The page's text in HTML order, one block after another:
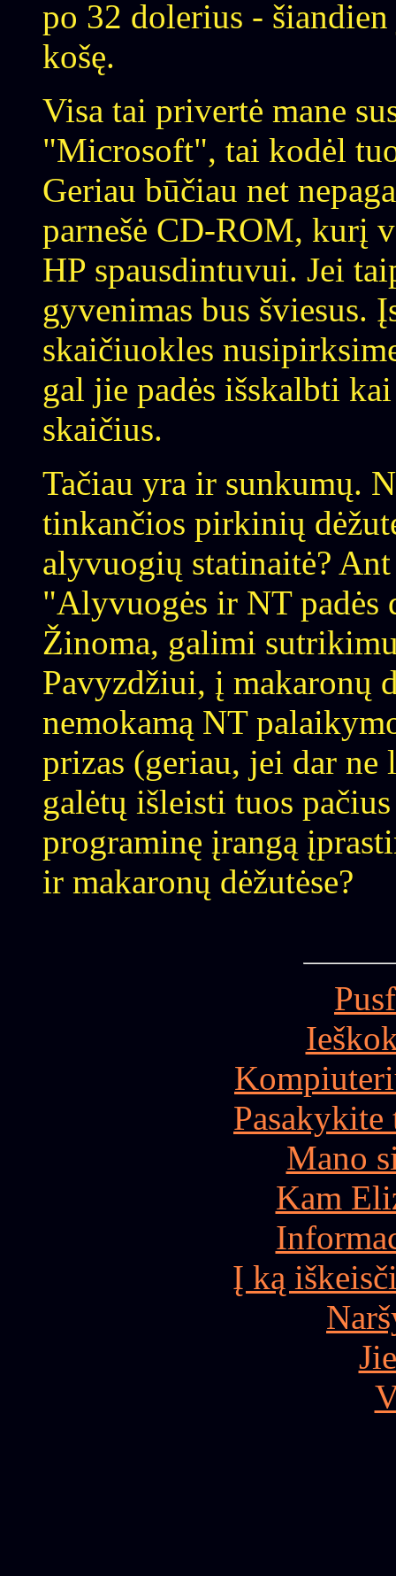
po 32 dolerius -
košę.
Visa tai privertė mane
"Microsoft", tai kodėl
Geriau būčiau net
parnešė CD-ROM, kurį
HP spausdintuvui. Jei
gyvenimas bus šviesus.
skaičiuokles
gal jie padės išskalbti
skaičius.
Tačiau yra ir sunkumų.
tinkančios pirkinių
alyvuogių statinaitė?
"Alyvuogės ir NT
Žinoma, galimi
Pavyzdžiui, į makaronų
nemokamą NT
prizas (geriau, jei dar
galėtų išleisti tuos
programinę įrangą
ir makaronų dėžutėse?
Pasakykite
Mano
Kam
Į ką